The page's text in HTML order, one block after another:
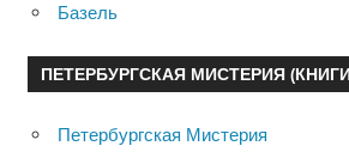
Базель
ПЕТЕРБУРГСКАЯ МИСТЕРИЯ
Петербургская Мистерия